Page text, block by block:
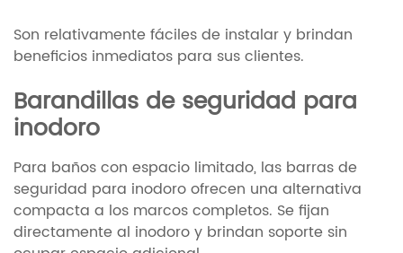
Son relativamente fáciles de instalar y brindan
beneficios inmediatos para sus clientes.
Barandillas de seguridad para
inodoro
Para baños con espacio limitado, las barras de
seguridad para inodoro ofrecen una alternativa
compacta a los marcos completos. Se fijan
directamente al inodoro y brindan soporte sin